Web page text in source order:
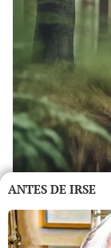
ANTES DE IRSE